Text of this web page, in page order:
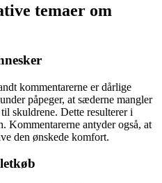
temaer om
kommentarerne er dårlige
påpeger, at sæderne mangler
skuldrene. Dette resulterer i
Kommentarerne antyder også, at
den ønskede komfort.